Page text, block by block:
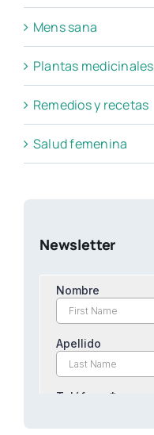
Mens sana
Plantas medicinales
Remedios y recetas
Salud femenina
Newsletter